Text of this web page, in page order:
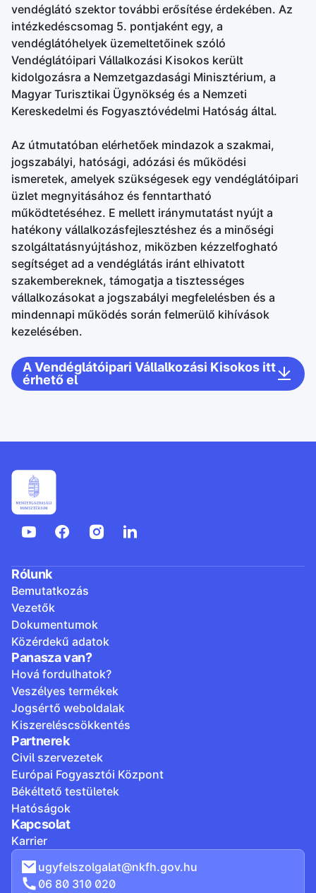
vendéglátó szektor további erősítése érdekében. Az
intézkedéscsomag 5. pontjaként egy, a
vendéglátóhelyek üzemeltetőinek szóló
Vendéglátóipari Vállalkozási Kisokos került
kidolgozásra a Nemzetgazdasági Minisztérium, a
Magyar Turisztikai Ügynökség és a Nemzeti
Kereskedelmi és Fogyasztóvédelmi Hatóság által.
Az útmutatóban elérhetőek mindazok a szakmai,
jogszabályi, hatósági, adózási és működési
ismeretek, amelyek szükségesek egy vendéglátóipari
üzlet megnyitásához és fenntartható
működtetéséhez. E mellett iránymutatást nyújt a
hatékony vállalkozásfejlesztéshez és a minőségi
szolgáltatásnyújtáshoz, miközben kézzelfogható
segítséget ad a vendéglátás iránt elhivatott
szakembereknek, támogatja a tisztességes
vállalkozásokat a jogszabályi megfelelésben és a
mindennapi működés során felmerülő kihívások
kezelésében.
A Vendéglátóipari Vállalkozási Kisokos itt
érhető el
Rólunk
Bemutatkozás
Vezetők
Dokumentumok
Közérdekű adatok
Panasza van?
Hová fordulhatok?
Veszélyes termékek
Jogsértő weboldalak
Kiszereléscsökkentés
Partnerek
Civil szervezetek
Európai Fogyasztói Központ
Békéltető testületek
Hatóságok
Kapcsolat
Karrier
ugyfelszolgalat@nkfh.gov.hu
06 80 310 020